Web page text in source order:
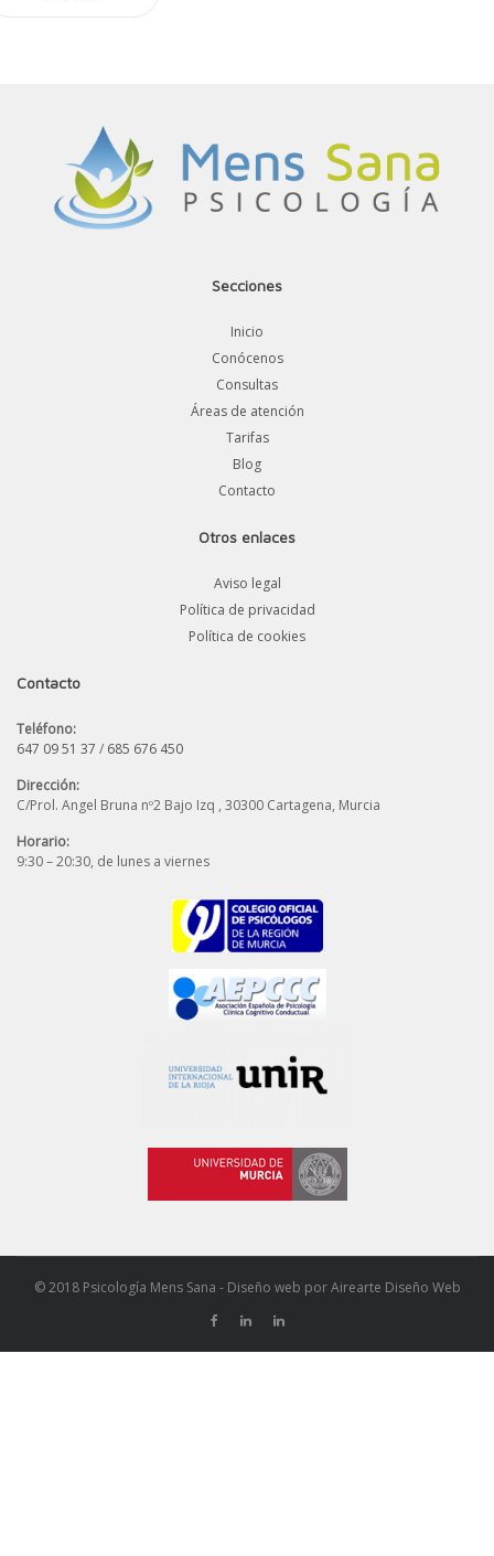
Secciones
Inicio
Conócenos
Consultas
Áreas de atención
Tarifas
Blog
Contacto
Otros enlaces
Aviso legal
Política de privacidad
Política de cookies
Contacto
Teléfono:
647 09 51 37 / 685 676 450
Dirección:
C/Prol. Angel Bruna nº2 Bajo Izq , 30300 Cartagena, Murcia
Horario:
9:30 – 20:30, de lunes a viernes
© 2018 Psicología Mens Sana - Diseño web porAirearte Diseño Web